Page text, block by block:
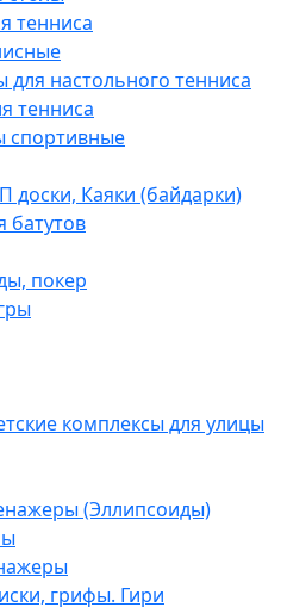
тенниса
для настольного тенниса
тенниса
спортивные
доски, Каяки (байдарки)
батутов
покер
комплексы для улицы
(Эллипсоиды)
грифы. Гири